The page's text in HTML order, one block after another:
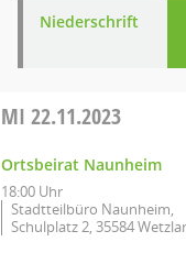
Niederschrift
MI 22.11.2023
Ortsbeirat Naunheim
18:00 Uhr
Stadtteilbüro Naunheim,
Schulplatz 2, 35584 Wetzlar